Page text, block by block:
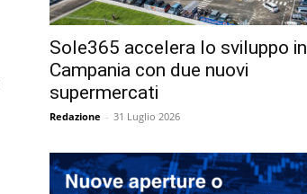
Sole365 accelera lo sviluppo in
Campania con due nuovi
supermercati
Redazione - 31 Luglio 2026